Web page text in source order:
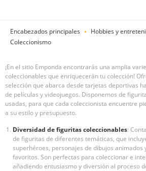
Encabezados principales
Hobbies y
Coleccionismo
¡En el sitio Emponda encontrarás una amplia
coleccionables que enriquecerán tu colección!
selección que abarca desde tarjetas deportivas
de películas y videojuegos. Disponemos de
usadas, para que cada coleccionista encuentre
a su estilo y presupuesto.
Diversidad de figuritas coleccionables:
de figuritas de diferentes temáticas, que
superhéroes, personajes de dibujos animados
favoritos. Son perfectas para coleccionar e
añadiendo entusiasmo y diversión al proceso